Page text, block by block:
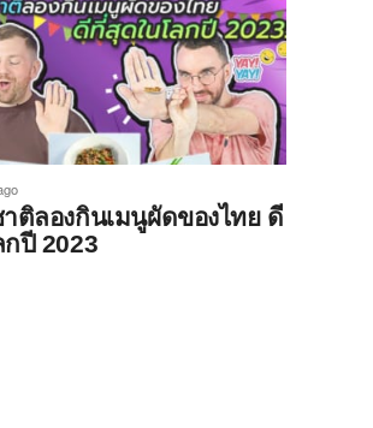
ติลองกินเมนูผัดของไทย ดี
ปี 2023